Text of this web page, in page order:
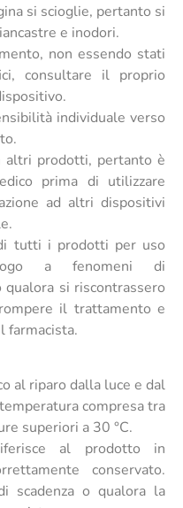
si scioglie, pertanto si
e inodori.
non essendo stati
consultare il proprio
individuale verso
altri prodotti, pertanto è
prima di utilizzare
ad altri dispositivi
tutti i prodotti per uso
a fenomeni di
qualora si riscontrassero
il trattamento e
farmacista.
al riparo dalla luce e dal
compresa tra
superiori a 30 °C.
al prodotto in
conservato.
scadenza o qualora la